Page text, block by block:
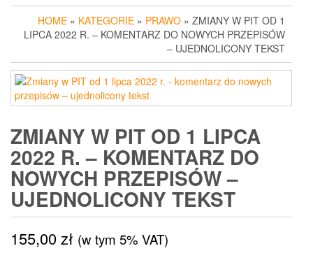
HOME » KATEGORIE » PRAWO » ZMIANY W PIT OD 1
LIPCA 2022 R. – KOMENTARZ DO NOWYCH PRZEPISÓW
– UJEDNOLICONY TEKST
ZMIANY W PIT OD 1 LIPCA
2022 R. – KOMENTARZ DO
NOWYCH PRZEPISÓW –
UJEDNOLICONY TEKST
155,00zł (w tym 5% VAT)